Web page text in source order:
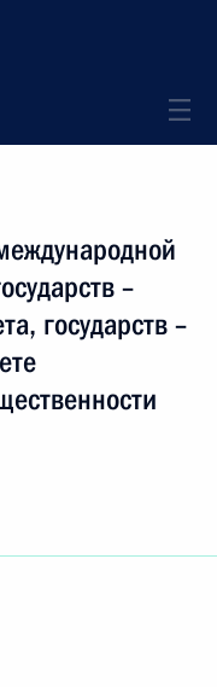
–
государств –